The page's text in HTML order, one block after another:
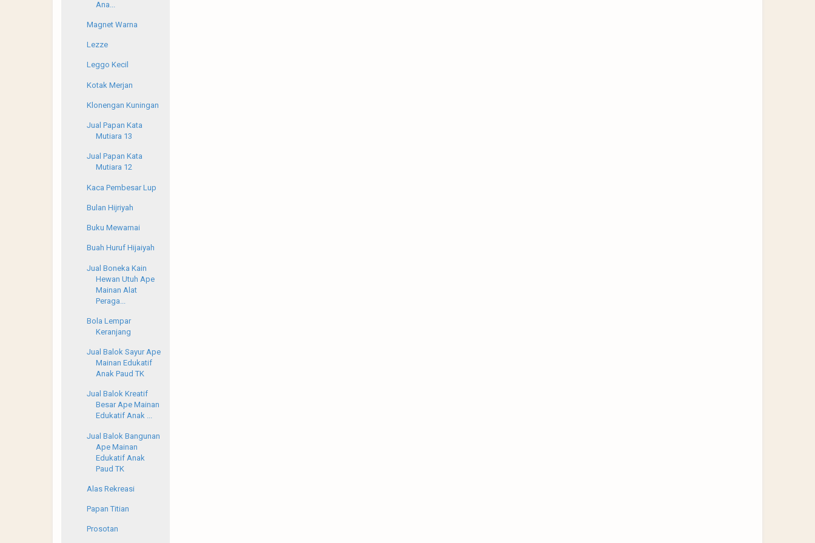
Ana...
Magnet Warna
Lezze
Leggo Kecil
Kotak Merjan
Klonengan Kuningan
Jual Papan Kata
Mutiara 13
Jual Papan Kata
Mutiara 12
Kaca Pembesar Lup
Bulan Hijriyah
Buku Mewarnai
Buah Huruf Hijaiyah
Jual Boneka Kain
Hewan Utuh Ape
Mainan Alat
Peraga...
Bola Lempar
Keranjang
Jual Balok Sayur Ape
Mainan Edukatif
Anak Paud TK
Jual Balok Kreatif
Besar Ape Mainan
Edukatif Anak ...
Jual Balok Bangunan
Ape Mainan
Edukatif Anak
Paud TK
Alas Rekreasi
Papan Titian
Prosotan